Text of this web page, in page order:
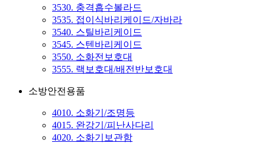
3530. 충격흡수볼라드
3535. 접이식바리케이드/자바라
3540. 스틸바리케이드
3545. 스텐바리케이드
3550. 소화전보호대
3555. 랙보호대/배전반보호대
소방안전용품
4010. 소화기/조명등
4015. 완강기/피난사다리
4020. 소화기보관함